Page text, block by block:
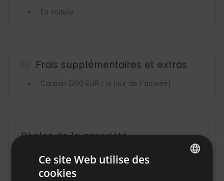
En voiture
Frais supplémentaires et extras
Caution (200 EUR / le jour de l'arrivée)
Règles de la propriété
Heure de départ : jusqu'à 11:00
Ce site Web utilise des
cookies